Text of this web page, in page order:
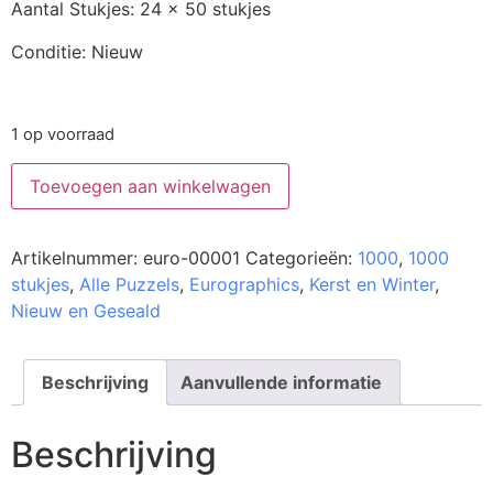
Aantal Stukjes: 24 x 50 stukjes
Conditie: Nieuw
1 op voorraad
Toevoegen aan winkelwagen
Artikelnummer: euro-00001 Categorieën: 1000, 1000
stukjes, Alle Puzzels, Eurographics, Kerst en Winter,
Nieuw en Geseald
Beschrijving Aanvullende informatie
Beschrijving